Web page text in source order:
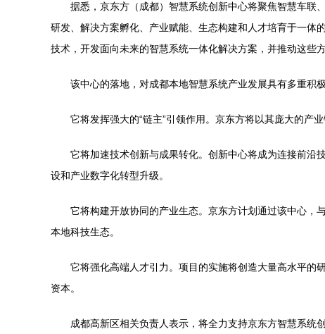
据悉，京东方（成都）智慧系统创新中心将聚焦智慧车联
研发、解决方案孵化、产业赋能、生态构建和人才培育于一体
技术，开发面向未来的智慧系统一体化解决方案，并推动这些
该中心的落地，对成都本地智慧系统产业发展具有多重积极
它将发挥强大的“链主”引领作用。京东方将以其庞大的产
它将加速技术创新与成果转化。创新中心将成为连接前沿
设和产业数字化转型升级。
它将构建开放协同的产业生态。京东方计划通过该中心，
本地科技生态。
它将强化高端人才引力。项目的实施将创造大量高水平的
资本。
成都高新区相关负责人表示，将全力支持京东方智慧系统